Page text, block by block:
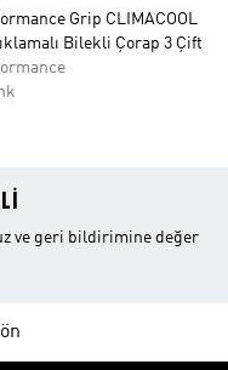
Grip CLIMACOOL
Bilekli Çorap 3 Çift
ve geri bildirimine değer